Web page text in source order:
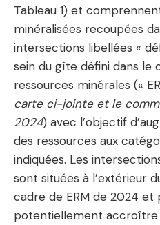
Tableau 1) et
minéralisées recoupées
intersections libellées «
sein du gîte défini dans le
ressources minérales («
carte ci-jointe et le
2024) avec l’objectif
des ressources aux
indiquées. Les
sont situées à l’extérieur
cadre de ERM de 2024 et
potentiellement accroître